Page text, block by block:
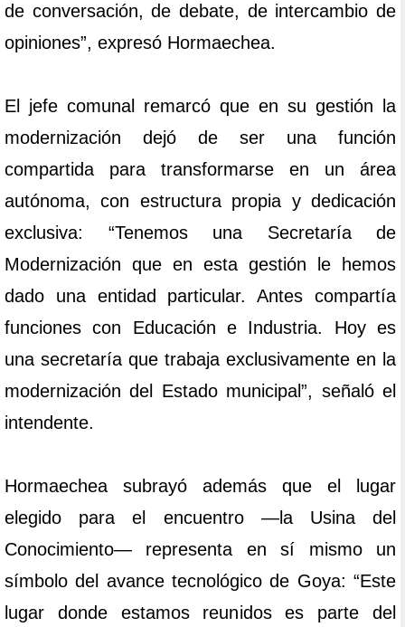
de conversación, de debate, de intercambio de
opiniones”, expresó Hormaechea.
El jefe comunal remarcó que en su gestión la
modernización dejó de ser una función
compartida para transformarse en un área
autónoma, con estructura propia y dedicación
exclusiva: “Tenemos una Secretaría de
Modernización que en esta gestión le hemos
dado una entidad particular. Antes compartía
funciones con Educación e Industria. Hoy es
una secretaría que trabaja exclusivamente en la
modernización del Estado municipal”, señaló el
intendente.
Hormaechea subrayó además que el lugar
elegido para el encuentro —la Usina del
Conocimiento— representa en sí mismo un
símbolo del avance tecnológico de Goya: “Este
lugar donde estamos reunidos es parte del